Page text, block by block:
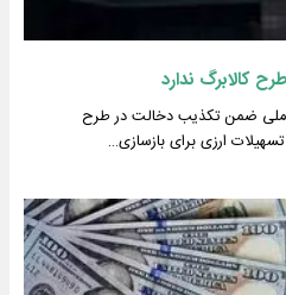
کالابرگ ندارد
ضمن تکذیب دخالت در طرح